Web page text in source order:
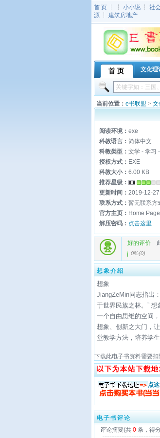
首 页 ┆ ┆ 小小说 ┆ 社
源 ┆ 建筑房地产
首 页 文化理
当前位置： e书联盟 > 文
阅读环境： exe
科教语言： 简体中文
科教类型： 文学 - 学习
授权方式： EXE
科教大小： 6.00 KB
推荐星级：
更新时间： 2019-12-
联系方式： 暂无联系方
官方主页： Home Page
解压密码： 点击这里
好的评价
0%(0)
想象介绍
想象
JiangZeMin同志指出
于世界民族之林。”
一个自由思维的空间
想象、创新之大门，
堂教学方法，培养学生
下载此电子书资料需要扣
点
电子书评论
评论摘要(共 0 条，得